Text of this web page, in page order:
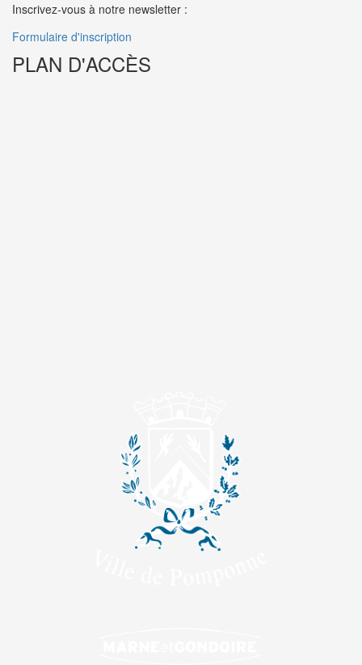
Inscrivez-vous à notre newsletter :
Formulaire d'inscription
PLAN D'ACCÈS